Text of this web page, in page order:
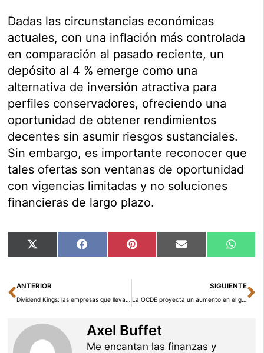
Dadas las circunstancias económicas
actuales, con una inflación más controlada
en comparación al pasado reciente, un
depósito al 4 % emerge como una
alternativa de inversión atractiva para
perfiles conservadores, ofreciendo una
oportunidad de obtener rendimientos
decentes sin asumir riesgos sustanciales.
Sin embargo, es importante reconocer que
tales ofertas son ventanas de oportunidad
con vigencias limitadas y no soluciones
financieras de largo plazo.
Compartir
en
X
(Twitter)
Compartir
en
Facebook Compartir
en
Pinterest Compartir
en
Email
en
Ant
ANTERIOR
Dividend Kings: las empresas que llevan más de 50 años subiendo el dividendo (y a qué múltiplos cotizan)
SIGUIENTE
La OCDE proyecta un aumento en el gasto de pensiones en España hasta 2050
Axel Buffet
Me encantan las finanzas y